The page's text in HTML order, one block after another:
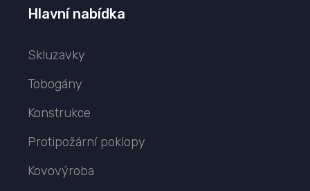
Hlavní nabídka
Skluzavky
Tobogány
Konstrukce
Protipožární poklopy
Kovovýroba